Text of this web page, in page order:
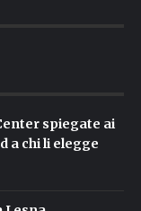
spiegate ai
a chi li elegge